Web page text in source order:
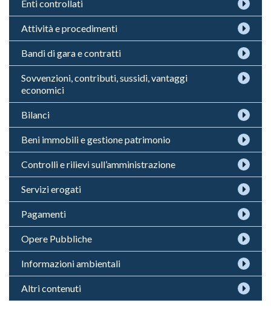
Enti controllati
Attività e procedimenti
Bandi di gara e contratti
Sovvenzioni, contributi, sussidi, vantaggi
economici
Bilanci
Beni immobili e gestione patrimonio
Controlli e rilievi sull’amministrazione
Servizi erogati
Pagamenti
Opere Pubbliche
Informazioni ambientali
Altri contenuti